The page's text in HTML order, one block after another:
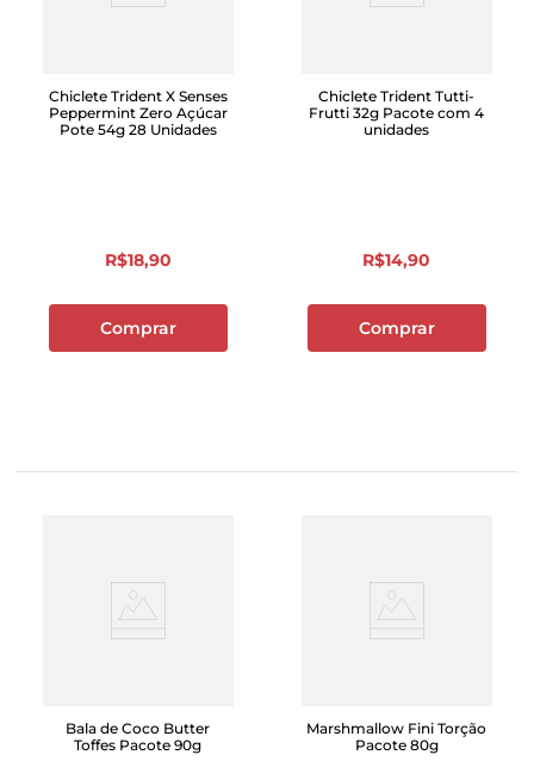
Chiclete Trident X Senses
Peppermint Zero Açúcar
Pote 54g 28 Unidades
R$18,90
Comprar
Chiclete Trident Tutti-
Frutti 32g Pacote com 4
unidades
R$14,90
Comprar
Bala de Coco Butter
Toffes Pacote 90g
Marshmallow Fini Torção
Pacote 80g